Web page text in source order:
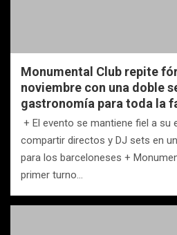
Monumental Club repite
noviembre con una doble
gastronomía para toda la
+ El evento se mantiene fiel a su
compartir directos y DJ sets en
para los barceloneses +
primer turno…